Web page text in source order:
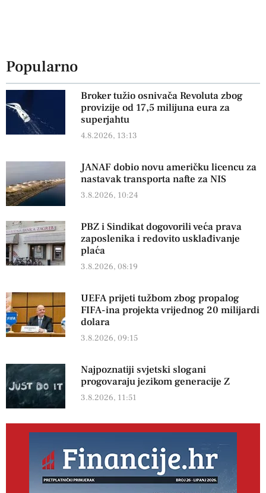
Popularno
Broker tužio osnivača Revoluta zbog
provizije od 17,5 milijuna eura za
superjahtu
4.8.2026, 13:13
JANAF dobio novu američku licencu za
nastavak transporta nafte za NIS
3.8.2026, 10:24
PBZ i Sindikat dogovorili veća prava
zaposlenika i redovito usklađivanje
plaća
3.8.2026, 08:19
UEFA prijeti tužbom zbog propalog
FIFA-ina projekta vrijednog 20 milijardi
dolara
3.8.2026, 09:15
Najpoznatiji svjetski slogani
progovaraju jezikom generacije Z
3.8.2026, 11:51